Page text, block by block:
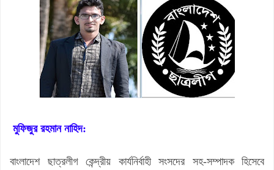
মুফিজুর রহমান নাহিদ:
বাংলাদেশ ছাত্রলীগ কেন্দ্রীয় কার্যনির্বাহী সংসদের সহ-সম্পাদক হিসেবে